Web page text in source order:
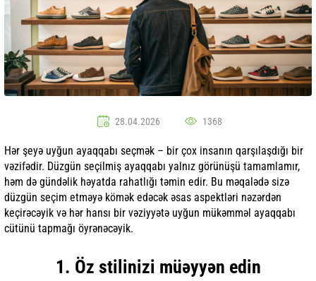
28.04.2026 1368
Hər şeyə uyğun ayaqqabı seçmək – bir çox insanın qarşılaşdığı bir
vəzifədir. Düzgün seçilmiş ayaqqabı yalnız görünüşü tamamlamır,
həm də gündəlik həyatda rahatlığı təmin edir. Bu məqalədə sizə
düzgün seçim etməyə kömək edəcək əsas aspektləri nəzərdən
keçirəcəyik və hər hansı bir vəziyyətə uyğun mükəmməl ayaqqabı
cütünü tapmağı öyrənəcəyik.
1. Öz stilinizi müəyyən edin